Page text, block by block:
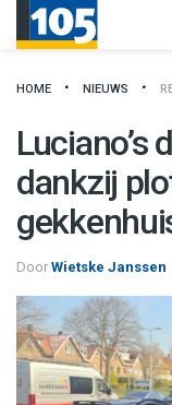
HOME NIEUWS
Luciano’s
dankzij
Door Wietske Janssen